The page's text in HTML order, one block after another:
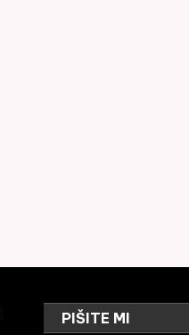
PIŠITE MI